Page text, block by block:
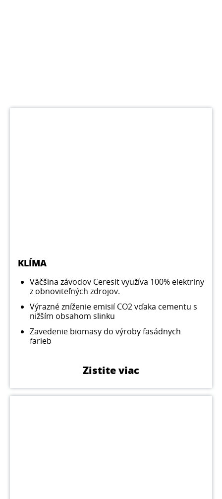
KLÍMA
Väčšina závodov Ceresit využíva 100% elektriny
z obnoviteľných zdrojov.
Výrazné zníženie emisií CO2 vďaka cementu s
nižším obsahom slinku
Zavedenie biomasy do výroby fasádnych
farieb
Zistite viac